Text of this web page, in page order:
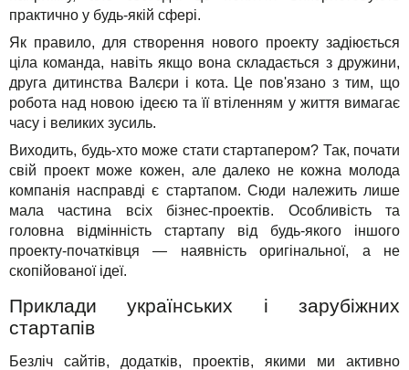
практично у будь-якій сфері.
Як правило, для створення нового проекту задіюється
ціла команда, навіть якщо вона складається з дружини,
друга дитинства Валєри і кота. Це пов'язано з тим, що
робота над новою ідеєю та її втіленням у життя вимагає
часу і великих зусиль.
Виходить, будь-хто може стати стартапером? Так, почати
свій проект може кожен, але далеко не кожна молода
компанія насправді є стартапом. Сюди належить лише
мала частина всіх бізнес-проектів. Особливість та
головна відмінність стартапу від будь-якого іншого
проекту-початківця — наявність оригінальної, а не
скопійованої ідеї.
Приклади українських і зарубіжних
стартапів
Безліч сайтів, додатків, проектів, якими ми активно